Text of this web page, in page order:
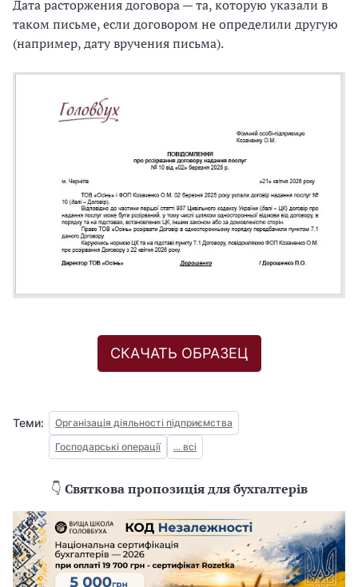
Дата расторжения договора — та, которую указали в
таком письме, если договором не определили другую
(например, дату вручения письма).
СКАЧАТЬ ОБРАЗЕЦ
Теми:
Організація діяльності підприємства
Господарські операції
... всі
👇 Святкова пропозиція для бухгалтерів